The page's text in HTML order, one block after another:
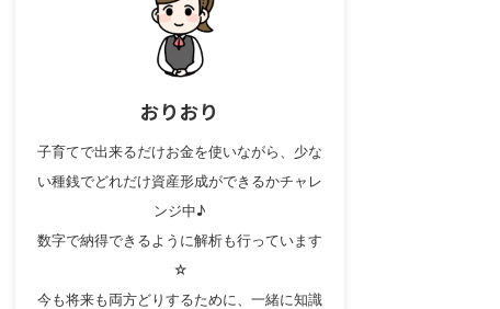
おりおり
子育てで出来るだけお金を使いながら、少な
い種銭でどれだけ資産形成ができるかチャレ
ンジ中♪
数字で納得できるように解析も行っています
☆
今も将来も両方どりするために、一緒に知識